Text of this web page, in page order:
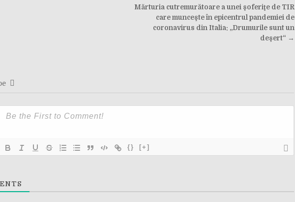
Mărturia cutremurătoare a unei şoferiţe de TIR
care munceşte în epicentrul pandemiei de
coronavirus din Italia: „Drumurile sunt un
deşert“ →
{} [+]